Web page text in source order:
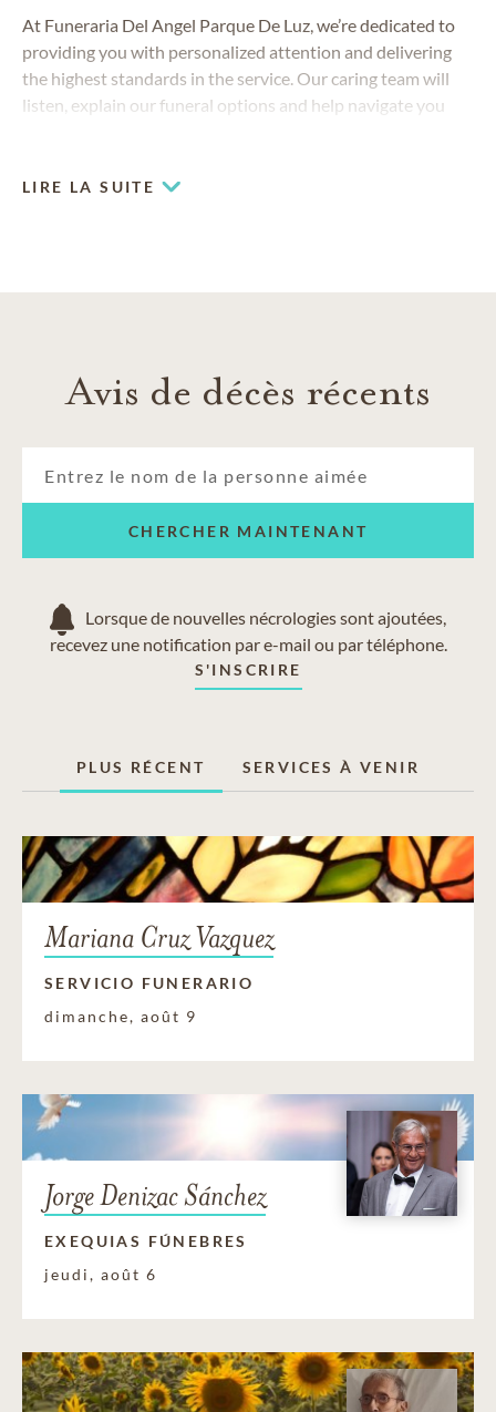
At Funeraria Del Angel Parque De Luz, we’re dedicated to
providing you with personalized attention and delivering
the highest standards in the service. Our caring team will
listen, explain our funeral options and help navigate you
LIRE LA SUITE
Avis de décès récents
CHERCHER MAINTENANT
Lorsque de nouvelles nécrologies sont ajoutées,
recevez une notification par e-mail ou par téléphone.
S'INSCRIRE
PLUS RÉCENT SERVICES À VENIR
Mariana Cruz Vazquez
SERVICIO FUNERARIO
dimanche, août 9
Jorge Denizac Sánchez
EXEQUIAS FÚNEBRES
jeudi, août 6